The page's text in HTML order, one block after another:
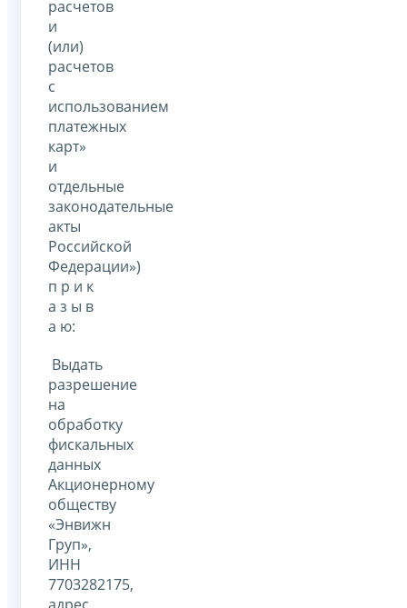
расчетов
и
(или)
расчетов
с
использованием
платежных
карт»
и
отдельные
законодательные
акты
Российской
Федерации»)
п р и к
а з ы в
а ю:
Выдать
разрешение
на
обработку
фискальных
данных
Акционерному
обществу
«Энвижн
Груп»,
ИНН
7703282175,